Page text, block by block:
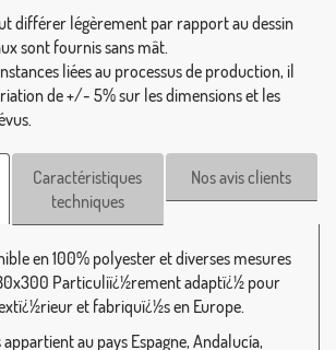
différer légèrement par rapport au dessin
sont fournis sans mât.
liées au processus de production, il
de +/- 5% sur les dimensions et les
Caractéristiques
techniques
Nos avis clients
en 100% polyester et diverses mesures
Particuliï¿½rement adaptï¿½ pour
et fabriquï¿½s en Europe.
au pays Espagne, Andalucía,